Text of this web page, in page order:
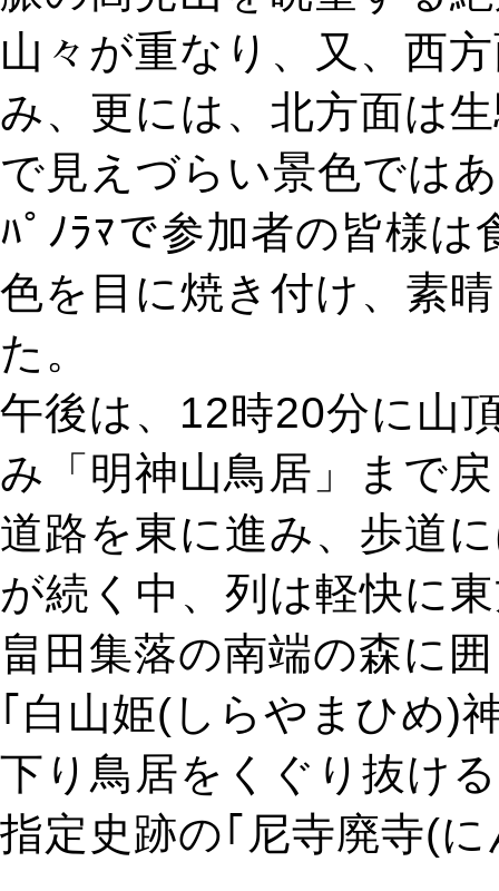
山々が重なり、又、西
み、更には、北方面は
で見えづらい景色では
ﾊﾟﾉﾗﾏで参加者の皆様
色を目に焼き付け、素
た。
午後は、12時20分に山
み「明神山鳥居」まで
道路を東に進み、歩道
が続く中、列は軽快に
畠田集落の南端の森に
｢白山姫(しらやまひめ)
下り鳥居をくぐり抜け
指定史跡の｢尼寺廃寺(